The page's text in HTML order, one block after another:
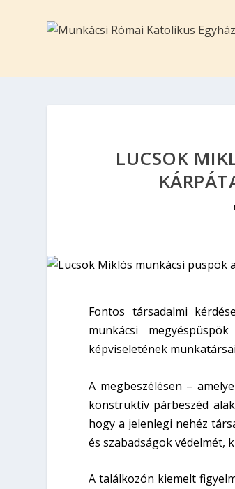
LUCSOK
Fontos társadalmi
munkácsi
képviseletének
A megbeszélésen –
konstruktív párbeszéd
hogy a jelenlegi nehéz
és szabadságok védelmét,
A találkozón kiemelt